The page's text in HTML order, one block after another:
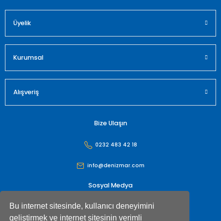
Bu internet sitesinde, kullanıcı deneyimini
geliştirmek ve internet sitesinin verimli
Üyelik
Kurumsal
Alışveriş
Bize Ulaşın
0232 483 42 18
info@denizmar.com
Sosyal Medya